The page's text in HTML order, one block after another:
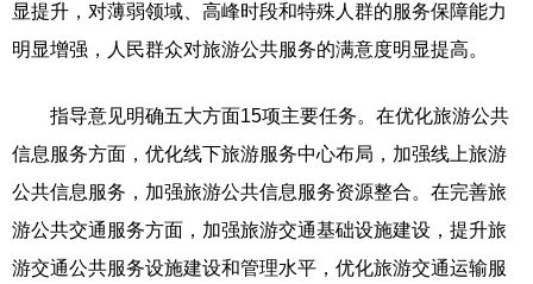
显提升，对薄弱领域、高峰时段和特殊人群的服务保障能力
明显增强，人民群众对旅游公共服务的满意度明显提高。
指导意见明确五大方面15项主要任务。在优化旅游公共
信息服务方面，优化线下旅游服务中心布局，加强线上旅游
公共信息服务，加强旅游公共信息服务资源整合。在完善旅
游公共交通服务方面，加强旅游交通基础设施建设，提升旅
游交通公共服务设施建设和管理水平，优化旅游交通运输服